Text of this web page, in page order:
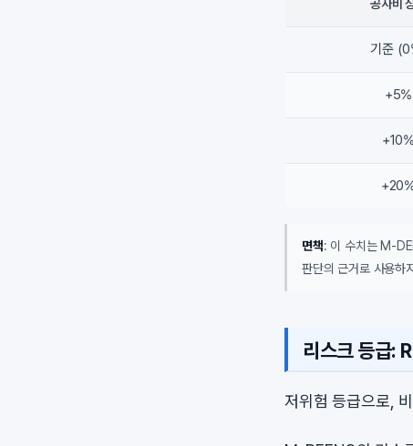
공사비
기준
+5%
+10%
면책: 이 수치는 M-
판단의 근거로 사용하
리스크 등급:
저위험 등급으로,